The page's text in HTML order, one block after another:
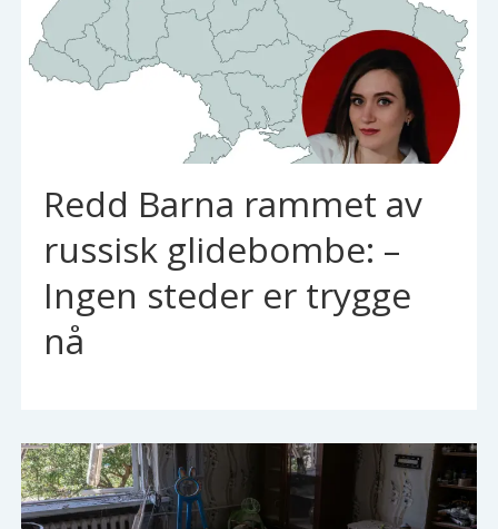
Redd Barna rammet av
russisk glidebombe: –
Ingen steder er trygge
nå